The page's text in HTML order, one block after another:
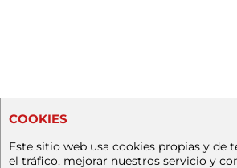
COOKIES
Este sitio web usa cookies propias y de
el tráfico, mejorar nuestros servicio y